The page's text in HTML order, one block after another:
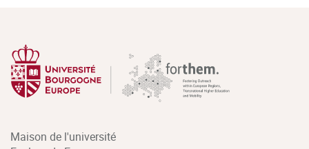
Maison de l'université